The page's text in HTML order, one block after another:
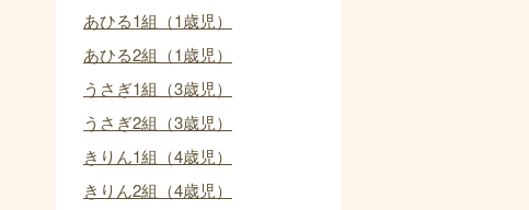
あひる1組（1歳児）
あひる2組（1歳児）
うさぎ1組（3歳児）
うさぎ2組（3歳児）
きりん1組（4歳児）
きりん2組（4歳児）